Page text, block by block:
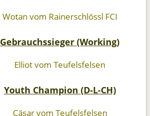
Wotan vom Rainerschlössl FCI
Gebrauchssieger (Working)
Elliot vom Teufelsfelsen
Youth Champion (D-L-CH)
Cäsar vom Teufelsfelsen